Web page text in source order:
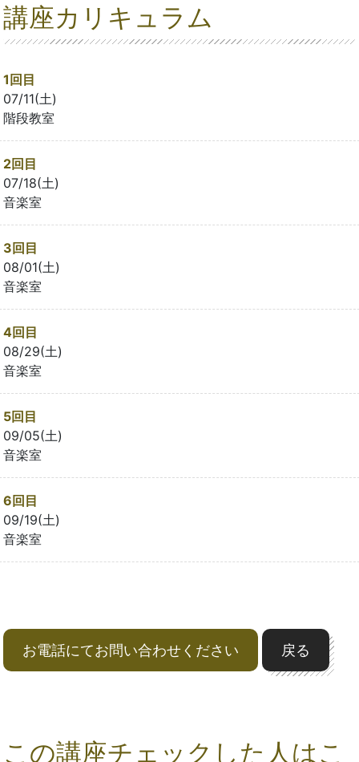
講座カリキュラム
1回目
07/11(土)
階段教室
2回目
07/18(土)
音楽室
3回目
08/01(土)
音楽室
4回目
08/29(土)
音楽室
5回目
09/05(土)
音楽室
6回目
09/19(土)
音楽室
お電話にてお問い合わせください 戻る
この講座チェックした人はこ